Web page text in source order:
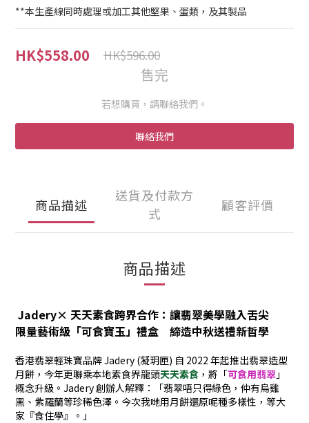
**本生產線同時處理或加工其他堅果、蛋類，及其製品
HK$558.00 HK$596.00
售完
若想購買，請聯絡我們。
聯絡我們
商品描述
送貨及付款方
式
顧客評價
商品描述
Jadery× 天天素食跨界合作：讓翡翠美學融入舌尖
限量藝術級 「可食寶玉」 禮盒 締造中秋送禮新哲學
香港翡翠輕珠寶品牌Jadery (凝玥匣) 自 2022 年起推出翡翠造型
月餅，今年更聯乘本地素食界龍頭天天素食 ，將「可食用翡翠 」
概念升級。 Jadery創辦人解釋：「翡翠唔只得綠色，仲有烏雞
黑、紫羅蘭等珍稀色澤。今次我哋用月餅還原呢種多樣性，等大
家『食住學』。」